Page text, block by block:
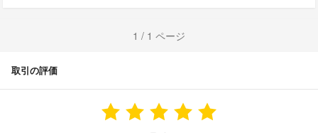
1 / 1 ページ
取引の評価